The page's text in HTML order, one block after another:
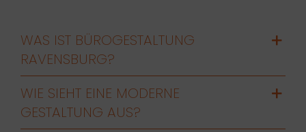
WAS IST BÜROGESTALTUNG
RAVENSBURG?
WIE SIEHT EINE MODERNE
GESTALTUNG AUS?